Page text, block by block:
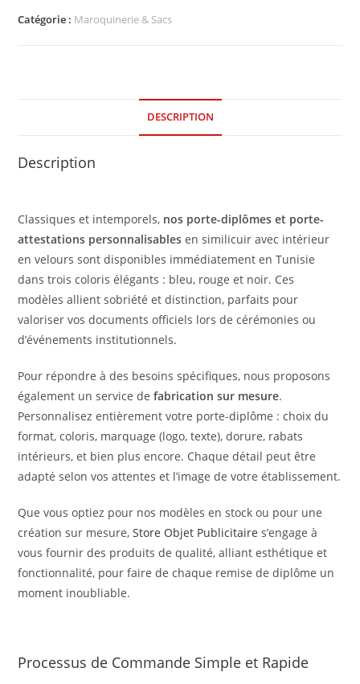
Catégorie : Maroquinerie & Sacs
DESCRIPTION
Description
Classiques et intemporels, nos porte-diplômes et porte-
attestations personnalisables en similicuir avec intérieur
en velours sont disponibles immédiatement en Tunisie
dans trois coloris élégants : bleu, rouge et noir. Ces
modèles allient sobriété et distinction, parfaits pour
valoriser vos documents officiels lors de cérémonies ou
d’événements institutionnels.
Pour répondre à des besoins spécifiques, nous proposons
également un service defabrication sur mesure.
Personnalisez entièrement votre porte-diplôme : choix du
format, coloris, marquage (logo, texte), dorure, rabats
intérieurs, et bien plus encore. Chaque détail peut être
adapté selon vos attentes et l’image de votre établissement.
Que vous optiez pour nos modèles en stock ou pour une
création sur mesure,Store Objet Publicitaire s’engage à
vous fournir des produits de qualité, alliant esthétique et
fonctionnalité, pour faire de chaque remise de diplôme un
moment inoubliable.
Processus de Commande Simple et Rapide